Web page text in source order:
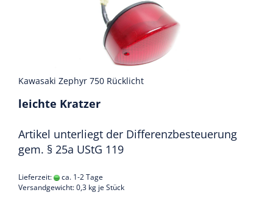
Kawasaki Zephyr 750 Rücklicht
leichte Kratzer
Artikel unterliegt der Differenzbesteuerung
gem. § 25a UStG 119
Lieferzeit:
ca. 1-2 Tage
Versandgewicht:0,3 kg je Stück